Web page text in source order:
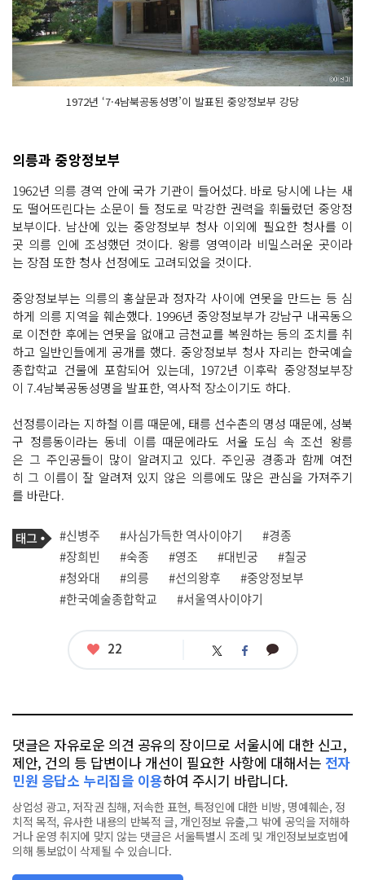
1972년 ‘7·4남북공동성명’이 발표된 중앙정보부 강당
의릉과 중앙정보부
1962년 의릉 경역 안에 국가 기관이 들어섰다. 바로 당시에 나는 새
도 떨어뜨린다는 소문이 들 정도로 막강한 권력을 휘둘렀던 중앙정
보부이다. 남산에 있는 중앙정보부 청사 이외에 필요한 청사를 이
곳 의릉 인에 조성했던 것이다. 왕릉 영역이라 비밀스러운 곳이라
는 장점 또한 청사 선정에도 고려되었을 것이다.
중앙정보부는 의릉의 홍살문과 정자각 사이에 연못을 만드는 등 심
하게 의릉 지역을 훼손했다. 1996년 중앙정보부가 강남구 내곡동으
로 이전한 후에는 연못을 없애고 금천교를 복원하는 등의 조치를 취
하고 일반인들에게 공개를 했다. 중앙정보부 청사 자리는 한국예슬
종합학교 건물에 포함되어 있는데, 1972년 이후락 중앙정보부장
이 7.4남북공동성명을 발표한, 역사적 장소이기도 하다.
선정릉이라는 지하철 이름 때문에, 태릉 선수촌의 명성 때문에, 성북
구 정릉동이라는 동네 이름 때문에라도 서울 도심 속 조선 왕릉
은 그 주인공들이 많이 알려지고 있다. 주인공 경종과 함께 여전
히 그 이름이 잘 알려져 있지 않은 의릉에도 많은 관심을 가져주기
를 바란다.
기
사
관
련
태
그
태
그
#신병주 #사심가득한 역사이야기
#경종
#장희빈
#숙종 #영조 #대빈궁
#칠궁
#청와대
#의릉 #선의왕후
#중앙정보부
#한국예술종합학교
#서울역사이야기
좋
22 트 페 카
댓글은 자유로운 의견 공유의 장이므로 서울시에 대한 신고,
제안, 건의 등 답변이나 개선이 필요한 사항에 대해서는 전자
민원 응답소 누리집을 이용하여 주시기 바랍니다.
상업성 광고, 저작권 침해, 저속한 표현, 특정인에 대한 비방, 명예훼손, 정
치적 목적, 유사한 내용의 반복적 글, 개인정보 유출,그 밖에 공익을 저해하
거나 운영 취지에 맞지 않는 댓글은 서울특별시 조례 및 개인정보보호법에
의해 통보없이 삭제될 수 있습니다.